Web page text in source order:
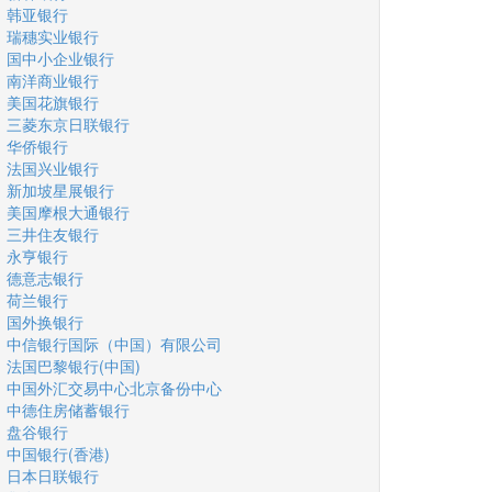
韩亚银行
瑞穗实业银行
国中小企业银行
南洋商业银行
美国花旗银行
三菱东京日联银行
华侨银行
法国兴业银行
新加坡星展银行
美国摩根大通银行
三井住友银行
永亨银行
德意志银行
荷兰银行
国外换银行
中信银行国际（中国）有限公司
法国巴黎银行(中国)
中国外汇交易中心北京备份中心
中德住房储蓄银行
盘谷银行
中国银行(香港)
日本日联银行